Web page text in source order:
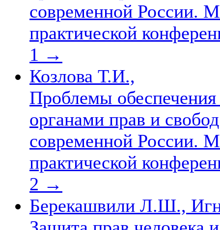
современной России.
практической
1 →
Козлова Т.И.,
Проблемы
органами прав и
современной России.
практической
2 →
Берекашвили Л.Ш.,